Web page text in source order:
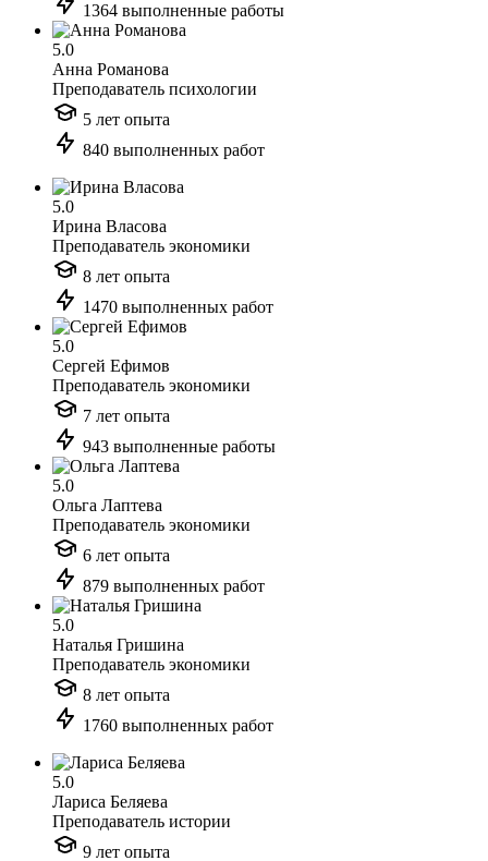
1364 выполненные работы
5.0
Анна Романова
Преподаватель психологии
5 лет опыта
840 выполненных работ
5.0
Ирина Власова
Преподаватель экономики
8 лет опыта
1470 выполненных работ
5.0
Сергей Ефимов
Преподаватель экономики
7 лет опыта
943 выполненные работы
5.0
Ольга Лаптева
Преподаватель экономики
6 лет опыта
879 выполненных работ
5.0
Наталья Гришина
Преподаватель экономики
8 лет опыта
1760 выполненных работ
5.0
Лариса Беляева
Преподаватель истории
9 лет опыта